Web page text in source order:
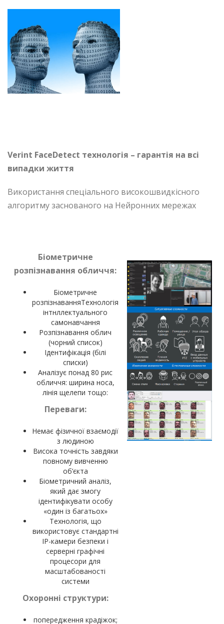
Verint FaceDetect технологія – гарантія на всі
випадки життя
Використання спеціального високошвидкісного
алгоритму заснованого на Нейронних мережах
Біометричне
розпізнавання обличчя:
Біометричне
розпізнаванняТехнологія
інтнллектуального
самонавчання
Розпізнавання облич
(чорний список)
Ідентифікація (білі
списки)
Аналізує понад 80 рис
обличчя: ширина носа,
лінія щелепи тощо:
Переваги:
Немає фізичної взаємодії
з людиною
Висока точність завдяки
повному вивченню
об’єкта
Біометричний аналіз,
який дає змогу
ідентифікувати особу
«один із багатьох»
Технологія, що
використовує стандартні
IP-камери безпеки і
серверні графічні
процесори для
масштабованості
системи
Охоронні структури:
попередження крадіжок;